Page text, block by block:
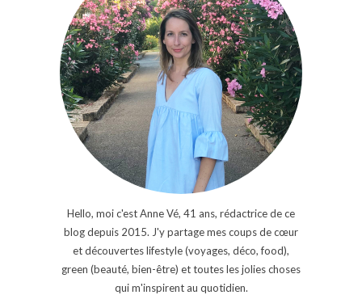
Hello, moi c'est Anne Vé, 41 ans, rédactrice de ce
blog depuis 2015. J'y partage mes coups de cœur
et découvertes lifestyle (voyages, déco, food),
green (beauté, bien-être) et toutes les jolies choses
qui m'inspirent au quotidien.